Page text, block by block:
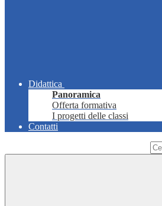
Didattica
Panoramica
Offerta formativa
I progetti delle classi
Contatti